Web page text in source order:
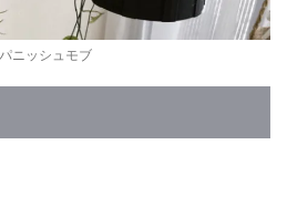
ニッシュモブ